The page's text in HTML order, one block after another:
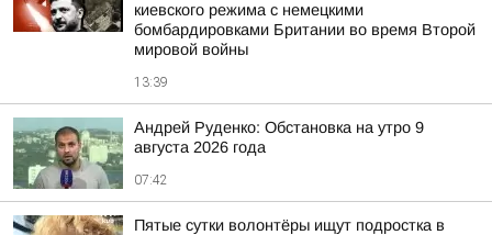
киевского режима с немецкими
бомбардировками Британии во время Второй
мировой войны
13:39
Андрей Руденко: Обстановка на утро 9
августа 2026 года
07:42
Пятые сутки волонтёры ищут подростка в